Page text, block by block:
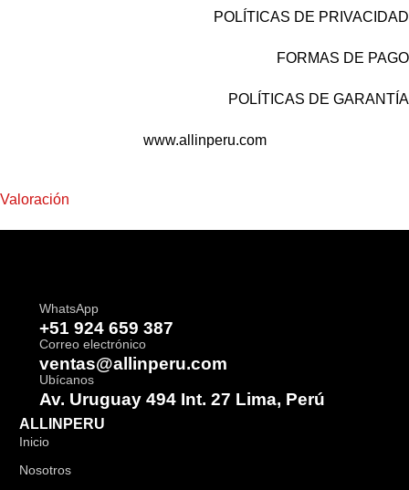
POLÍTICAS DE PRIVACIDAD
FORMAS DE PAGO
POLÍTICAS DE GARANTÍA
www.allinperu.com
Valoración
WhatsApp
+51 924 659 387
Correo electrónico
ventas@allinperu.com
Ubícanos
Av. Uruguay 494 Int. 27 Lima, Perú
ALLINPERU
Inicio
Nosotros